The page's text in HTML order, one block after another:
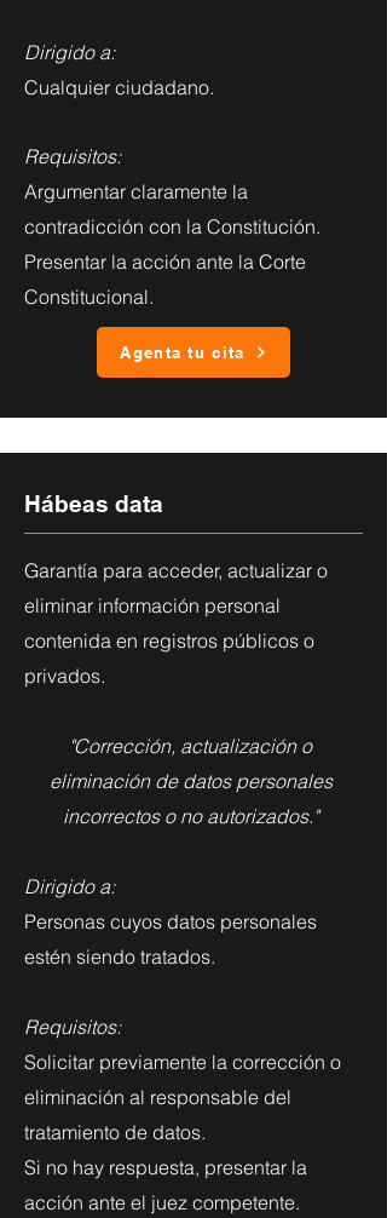
Dirigido a:
Cualquier ciudadano.
Requisitos:
Argumentar claramente la
contradicción con la Constitución.
Presentar la acción ante la Corte
Constitucional.
Agenta tu cita
Hábeas data
Garantía para acceder, actualizar o
eliminar información personal
contenida en registros públicos o
privados.
"Corrección, actualización o
eliminación de datos personales
incorrectos o no autorizados."
Dirigido a:
Personas cuyos datos personales
estén siendo tratados.
Requisitos:
Solicitar previamente la corrección o
eliminación al responsable del
tratamiento de datos.
Si no hay respuesta, presentar la
acción ante el juez competente.